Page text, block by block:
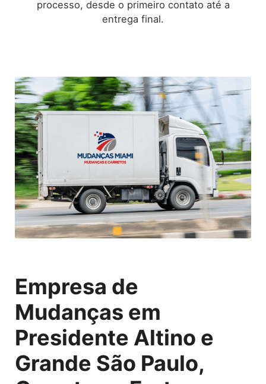
processo, desde o primeiro contato até a
entrega final.
Empresa de
Mudanças em
Presidente Altino e
Grande São Paulo,